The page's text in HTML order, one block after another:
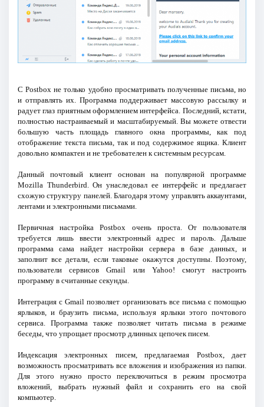
С Postbox не только удобно просматривать полученные письма, но
и отправлять их. Программа поддерживает массовую рассылку и
радует глаз приятным оформлением интерфейса. Последний, кстати,
полностью настраиваемый и масштабируемый. Вы можете отвести
большую часть площадь главного окна программы, как под
отображение текста письма, так и под содержимое ящика. Клиент
довольно компактен и не требователен к системным ресурсам.
Данный почтовый клиент основан на популярной программе
Mozilla Thunderbird. Он унаследовал ее интерфейс и предлагает
схожую структуру панелей. Благодаря этому управлять аккаунтами,
лентами и электронными письмами.
Первичная настройка Postbox очень проста. От пользователя
требуется лишь ввести электронный адрес и пароль. Дальше
программа сама найдет настройки сервера в базе данных, и
заполнит все детали, если таковые окажутся доступны. Поэтому,
пользователи сервисов Gmail или Yahoo! смогут настроить
программу в считанные секунды.
Интеграция с Gmail позволяет организовать все письма с помощью
ярлыков, и браузить письма, используя ярлыки этого почтового
сервиса. Программа также позволяет читать письма в режиме
беседы, что упрощает просмотр длинных цепочек писем.
Индексация электронных писем, предлагаемая Postbox, дает
возможность просматривать все вложения и изображения из папки.
Для этого нужно просто переключиться в режим просмотра
вложений, выбрать нужный файл и сохранить его на свой
компьютер.